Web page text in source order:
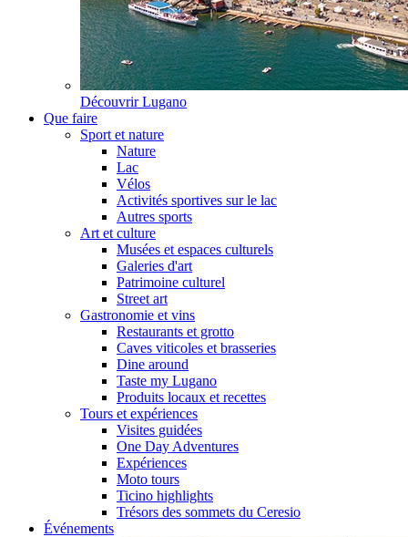
Découvrir Lugano
Que faire
Sport et nature
Nature
Lac
Vélos
Activités sportives sur le lac
Autres sports
Art et culture
Musées et espaces culturels
Galeries d'art
Patrimoine culturel
Street art
Gastronomie et vins
Restaurants et grotto
Caves viticoles et brasseries
Dine around
Taste my Lugano
Produits locaux et recettes
Tours et expériences
Visites guidées
One Day Adventures
Expériences
Moto tours
Ticino highlights
Trésors des sommets du Ceresio
Événements